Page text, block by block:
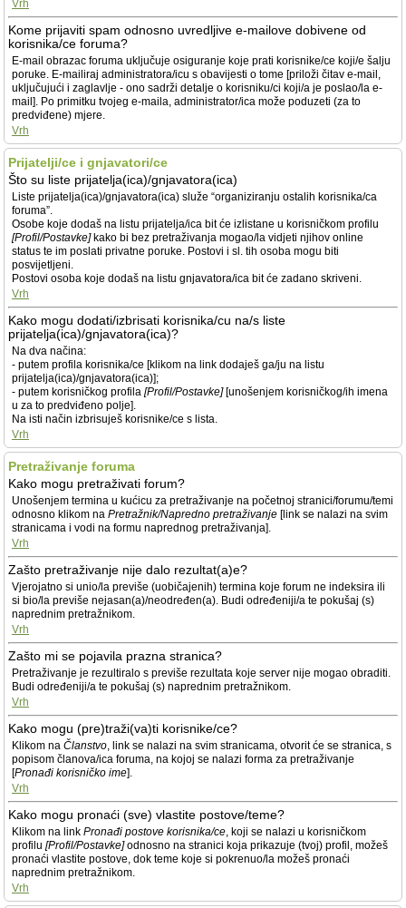
Vrh
Kome prijaviti spam odnosno uvredljive e-mailove dobivene od
korisnika/ce foruma?
E-mail obrazac foruma uključuje osiguranje koje prati korisnike/ce koji/e šalju
poruke. E-mailiraj administratora/icu s obavijesti o tome [priloži čitav e-mail,
uključujući i zaglavlje - ono sadrži detalje o korisniku/ci koji/a je poslao/la e-
mail]. Po primitku tvojeg e-maila, administrator/ica može poduzeti (za to
predviđene) mjere.
Vrh
Prijatelji/ce i gnjavatori/ce
Što su liste prijatelja(ica)/gnjavatora(ica)
Liste prijatelja(ica)/gnjavatora(ica) služe “organiziranju ostalih korisnika/ca
foruma”.
Osobe koje dodaš na listu prijatelja/ica bit će izlistane u korisničkom profilu
[Profil/Postavke]kako bi bez pretraživanja mogao/la vidjeti njihov online
status te im poslati privatne poruke. Postovi i sl. tih osoba mogu biti
posvijetljeni.
Postovi osoba koje dodaš na listu gnjavatora/ica bit će zadano skriveni.
Vrh
Kako mogu dodati/izbrisati korisnika/cu na/s liste
prijatelja(ica)/gnjavatora(ica)?
Na dva načina:
- putem profila korisnika/ce [klikom na link dodaješ ga/ju na listu
prijatelja(ica)/gnjavatora(ica)];
- putem korisničkog profila [Profil/Postavke][unošenjem korisničkog/ih imena
u za to predviđeno polje].
Na isti način izbrisuješ korisnike/ce s lista.
Vrh
Pretraživanje foruma
Kako mogu pretraživati forum?
Unošenjem termina u kućicu za pretraživanje na početnoj stranici/forumu/temi
odnosno klikom na Pretražnik/Napredno pretraživanje [link se nalazi na svim
stranicama i vodi na formu naprednog pretraživanja].
Vrh
Zašto pretraživanje nije dalo rezultat(a)e?
Vjerojatno si unio/la previše (uobičajenih) termina koje forum ne indeksira ili
si bio/la previše nejasan(a)/neodređen(a). Budi određeniji/a te pokušaj (s)
naprednim pretražnikom.
Vrh
Zašto mi se pojavila prazna stranica?
Pretraživanje je rezultiralo s previše rezultata koje server nije mogao obraditi.
Budi određeniji/a te pokušaj (s) naprednim pretražnikom.
Vrh
Kako mogu (pre)traži(va)ti korisnike/ce?
Klikom na Članstvo, link se nalazi na svim stranicama, otvorit će se stranica, s
popisom članova/ica foruma, na kojoj se nalazi forma za pretraživanje
[Pronađi korisničko ime].
Vrh
Kako mogu pronaći (sve) vlastite postove/teme?
Klikom na link Pronađi postove korisnika/ce, koji se nalazi u korisničkom
profilu [Profil/Postavke]odnosno na stranici koja prikazuje (tvoj) profil, možeš
pronaći vlastite postove, dok teme koje si pokrenuo/la možeš pronaći
naprednim pretražnikom.
Vrh